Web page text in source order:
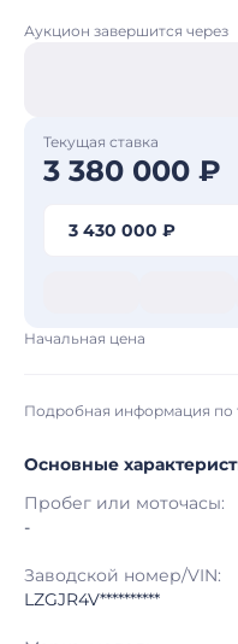
Аукцион завершится через
Текущая ставка
3 380 000 ₽
3 430 000 ₽
Начальная цена
Подробная информация по
Начало торгов:
Тип аукциона:
Основные
Пробег или моточасы:
-
Заводской номер/VIN:
LZGJR4V**********